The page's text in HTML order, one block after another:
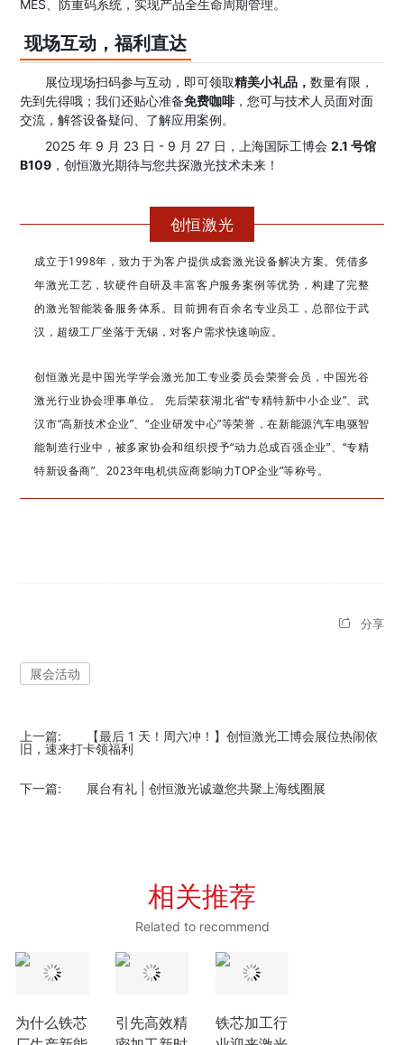
MES、防重码系统，实现产品全生命周期管理。
现场互动，福利直达
展位现场扫码参与互动，即可领取精美小礼品，数量有限，
先到先得哦 ；我们还贴心准备免费咖啡，您可与技术人员面对面
交流，解答设备疑问、了解应用案例。
2025 年 9 月 23 日 - 9 月 27 日，上海国际工博会 2.1 号馆
B109 ，创恒激光期待与您共探激光技术未来！
创恒激光
成立于1998年，致力于为客户提供成套激光设备解决方案。凭借多
年激光工艺，软硬件自研及丰富客户服务案例等优势，构建了完整
的激光智能装备服务体系。目前拥有百余名专业员工，总部位于武
汉，超级工厂坐落于无锡 ，对客户需求快速响应。
创恒激光是中国光学学会激光加工专业委员会荣誉会员，中国光谷
激光行业协会理事单位。 先后荣获湖北省“专精特新中小企业”、武
汉市“高新技术企业”、“企业研发中心”等荣誉，在新能源汽车电驱智
能制造行业中，被多家协会和组织授予“动力总成百强企业”、“专精
特新设备商”、2023年电机供应商影响力TOP企业”等称号。
分享
展会活动
上一篇:
【最后 1 天！周六冲！】创恒激光工博会展位热闹依
旧，速来打卡领福利
下一篇: 展台有礼 | 创恒激光诚邀您共聚上海线圈展
相关推荐
Related to recommend
为什么铁芯
引先高效精
铁芯加工行